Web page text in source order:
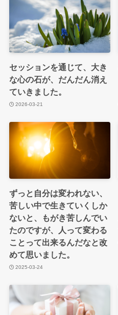
セッションを通じて、大き
な心の石が、だんだん消え
ていきました。
2026-03-21
ずっと自分は変われない、
苦しい中で生きていくしか
ないと、もがき苦しんでい
たのですが、人って変わる
ことって出来るんだなと改
めて思いました。
2025-03-24